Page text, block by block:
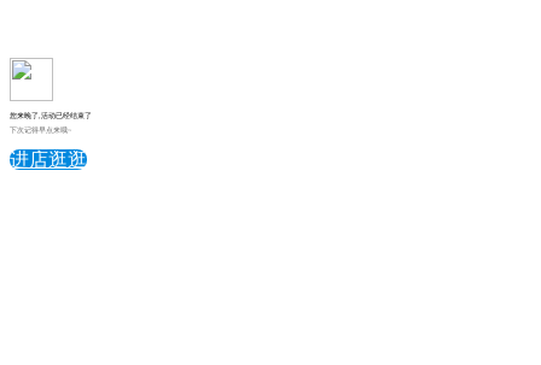
您来晚了,活动已经结束了
下次记得早点来哦~
进店逛逛